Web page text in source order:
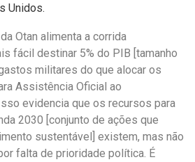
Unidos.
Otan alimenta a corrida
fácil destinar 5% do PIB [tamanho
militares do que alocar os
Assistência Oficial ao
evidencia que os recursos para
2030 [conjunto de ações que
sustentável] existem, mas não
falta de prioridade política. É